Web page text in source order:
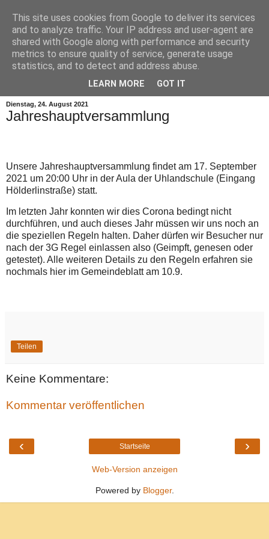
Dienstag, 24. August 2021
Jahreshauptversammlung
Unsere Jahreshauptversammlung findet am 17. September
2021 um 20:00 Uhr in der Aula der Uhlandschule (Eingang
Hölderlinstraße) statt.
Im letzten Jahr konnten wir dies Corona bedingt nicht
durchführen, und auch dieses Jahr müssen wir uns noch an
die speziellen Regeln halten. Daher dürfen wir Besucher nur
nach der 3G Regel einlassen also (Geimpft, genesen oder
getestet). Alle weiteren Details zu den Regeln erfahren sie
nochmals hier im Gemeindeblatt am 10.9.
Teilen
Keine Kommentare:
Kommentar veröffentlichen
‹ ›
Startseite
Web-Version anzeigen
Powered by Blogger.
This site uses cookies from Google to deliver its services
and to analyze traffic. Your IP address and user-agent are
shared with Google along with performance and security
metrics to ensure quality of service, generate usage
statistics, and to detect and address abuse.
LEARN MORE GOT IT